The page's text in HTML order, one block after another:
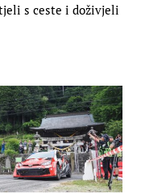
s ceste i doživjeli